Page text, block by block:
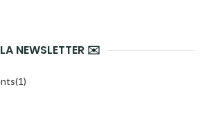
LA NEWSLETTER ✉️